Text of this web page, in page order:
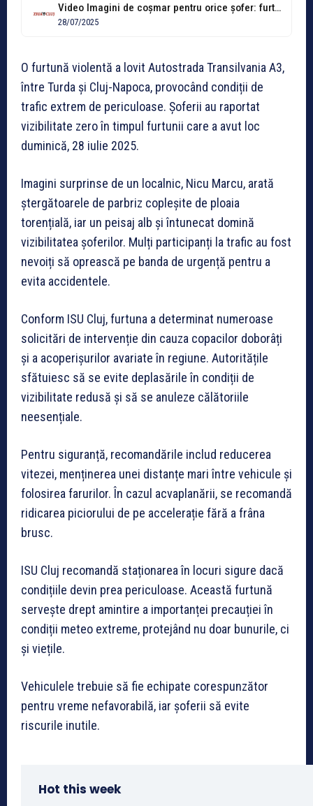
Video Imagini de coșmar pentru orice șofer: furtuna puternică de duminică, filmată...
28/07/2025
O furtună violentă a lovit Autostrada Transilvania A3,
între Turda și Cluj-Napoca, provocând condiții de
trafic extrem de periculoase. Șoferii au raportat
vizibilitate zero în timpul furtunii care a avut loc
duminică, 28 iulie 2025.
Imagini surprinse de un localnic, Nicu Marcu, arată
ștergătoarele de parbriz copleșite de ploaia
torențială, iar un peisaj alb și întunecat domină
vizibilitatea șoferilor. Mulți participanți la trafic au fost
nevoiți să oprească pe banda de urgență pentru a
evita accidentele.
Conform ISU Cluj, furtuna a determinat numeroase
solicitări de intervenție din cauza copacilor doborâți
și a acoperișurilor avariate în regiune. Autoritățile
sfătuiesc să se evite deplasările în condiții de
vizibilitate redusă și să se anuleze călătoriile
neesențiale.
Pentru siguranță, recomandările includ reducerea
vitezei, menținerea unei distanțe mari între vehicule și
folosirea farurilor. În cazul acvaplanării, se recomandă
ridicarea piciorului de pe accelerație fără a frâna
brusc.
ISU Cluj recomandă staționarea în locuri sigure dacă
condițiile devin prea periculoase. Această furtună
servește drept amintire a importanței precauției în
condiții meteo extreme, protejând nu doar bunurile, ci
și viețile.
Vehiculele trebuie să fie echipate corespunzător
pentru vreme nefavorabilă, iar șoferii să evite
riscurile inutile.
Hot this week